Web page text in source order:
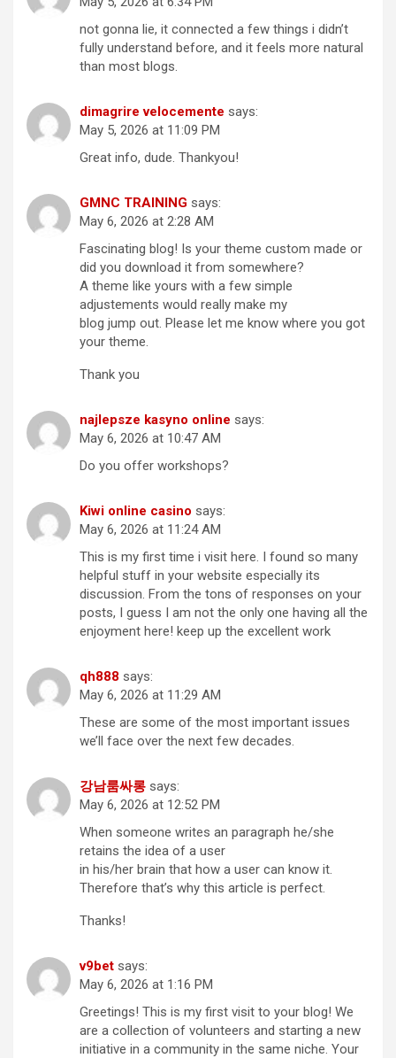
not gonna lie, it connected a few things i didn’t
fully understand before, and it feels more natural
than most blogs.
dimagrire velocemente says:
May 5, 2026 at 11:09 PM
Great info, dude. Thankyou!
GMNC TRAINING says:
May 6, 2026 at 2:28 AM
Fascinating blog! Is your theme custom made or
did you download it from somewhere?
A theme like yours with a few simple
adjustements would really make my
blog jump out. Please let me know where you got
your theme.
Thank you
najlepsze kasyno online says:
May 6, 2026 at 10:47 AM
Do you offer workshops?
Kiwi online casino says:
May 6, 2026 at 11:24 AM
This is my first time i visit here. I found so many
helpful stuff in your website especially its
discussion. From the tons of responses on your
posts, I guess I am not the only one having all the
enjoyment here! keep up the excellent work
qh888 says:
May 6, 2026 at 11:29 AM
These are some of the most important issues
we’ll face over the next few decades.
강남룸싸롱 says:
May 6, 2026 at 12:52 PM
When someone writes an paragraph he/she
retains the idea of a user
in his/her brain that how a user can know it.
Therefore that’s why this article is perfect.
Thanks!
v9bet says:
May 6, 2026 at 1:16 PM
Greetings! This is my first visit to your blog! We
are a collection of volunteers and starting a new
initiative in a community in the same niche. Your